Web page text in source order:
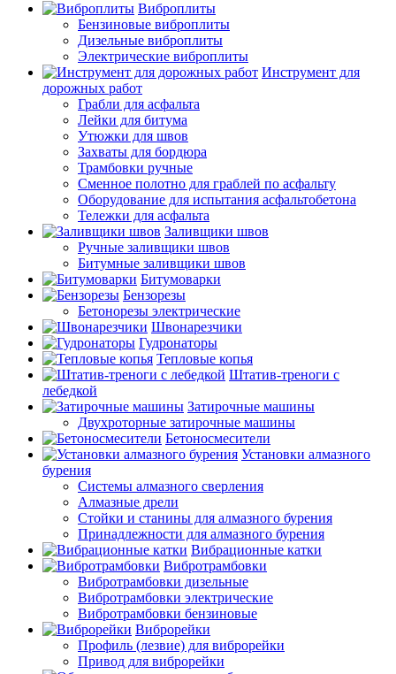
Виброплиты
Бензиновые виброплиты
Дизельные виброплиты
Электрические виброплиты
Инструмент для
дорожных работ
Грабли для асфальта
Лейки для битума
Утюжки для швов
Захваты для бордюра
Трамбовки ручные
Сменное полотно для граблей по асфальту
Оборудование для испытания асфальтобетона
Тележки для асфальта
Заливщики швов
Ручные заливщики швов
Битумные заливщики швов
Битумоварки
Бензорезы
Бетонорезы электрические
Швонарезчики
Гудронаторы
Тепловые копья
Штатив-треноги с
лебедкой
Затирочные машины
Двухроторные затирочные машины
Бетоносмесители
Установки алмазного
бурения
Системы алмазного сверления
Алмазные дрели
Стойки и станины для алмазного бурения
Принадлежности для алмазного бурения
Вибрационные катки
Вибротрамбовки
Вибротрамбовки дизельные
Вибротрамбовки электрические
Вибротрамбовки бензиновые
Виброрейки
Профиль (лезвие) для виброрейки
Привод для виброрейки